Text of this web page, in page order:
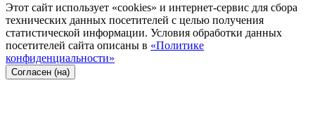
Этот сайт использует «cookies» и интернет-сервис для сбора
технических данных посетителей с целью получения
статистической информации. Условия обработки данных
посетителей сайта описаны в «Политике
конфиденциальности»
Согласен (на)